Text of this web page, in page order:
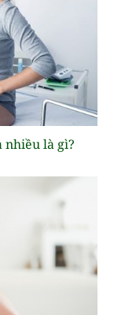
nhiều là gì?